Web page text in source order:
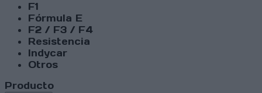
F1
Fórmula E
F2 / F3 / F4
Resistencia
Indycar
Otros
Producto